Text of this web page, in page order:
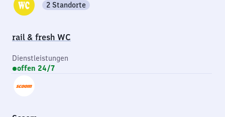
rail & fresh WC
2 Standorte
Dienstleistungen
offen 24/7